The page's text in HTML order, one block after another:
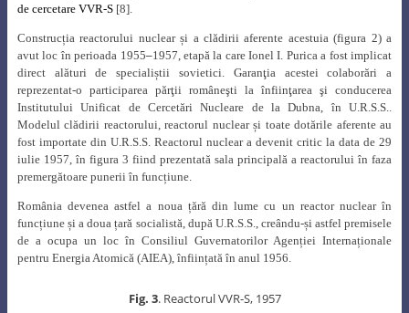
de cercetare VVR-S [8].
Construcția reactorului nuclear și a clădirii aferente acestuia (figura 2) a
avut loc în perioada 1955–1957, etapă la care Ionel I. Purica a fost implicat
direct alături de specialiștii sovietici. Garanţia acestei colaborări a
reprezentat-o participarea părţii româneşti la înfiinţarea şi conducerea
Institutului Unificat de Cercetări Nucleare de la Dubna, în U.R.S.S..
Modelul clădirii reactorului, reactorul nuclear și toate dotările aferente au
fost importate din U.R.S.S. Reactorul nuclear a devenit critic la data de 29
iulie 1957, în figura 3 fiind prezentată sala principală a reactorului în faza
premergătoare punerii în funcțiune.
România devenea astfel a noua țără din lume cu un reactor nuclear în
funcțiune și a doua țară socialistă, după U.R.S.S., creându-și astfel premisele
de a ocupa un loc în Consiliul Guvernatorilor Agenției Internaționale
pentru Energia Atomică (AIEA),înființată în anul 1956.
Fig. 3. Reactorul VVR-S, 1957